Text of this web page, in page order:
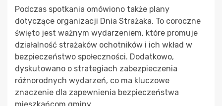
Podczas spotkania omówiono także plany
dotyczące organizacji Dnia Strażaka. To coroczne
święto jest ważnym wydarzeniem, które promuje
działalność strażaków ochotników i ich wkład w
bezpieczeństwo społeczności. Dodatkowo,
dyskutowano o strategiach zabezpieczenia
różnorodnych wydarzeń, co ma kluczowe
znaczenie dla zapewnienia bezpieczeństwa